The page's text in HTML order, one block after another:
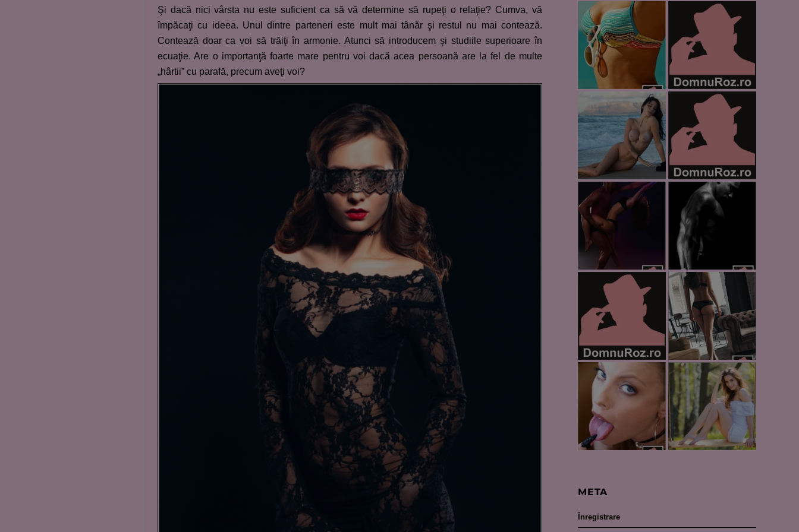
Şi dacă nici vârsta nu este suficient ca să vă determine să rupeţi o relaţie? Cumva, vă
împăcaţi cu ideea. Unul dintre parteneri este mult mai tânăr şi restul nu mai contează.
Contează doar ca voi să trăiţi în armonie. Atunci să introducem şi studiile superioare în
ecuaţie. Are o importanţă foarte mare pentru voi dacă acea persoană are la fel de multe
„hârtii” cu parafă, precum aveţi voi?
META
Înregistrare